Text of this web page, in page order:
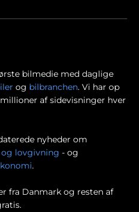
bilmedie med daglige
og bilbranchen. Vi har op
af sidevisninger hver
nyheder om
lovgivning - og
.
fra Danmark og resten af